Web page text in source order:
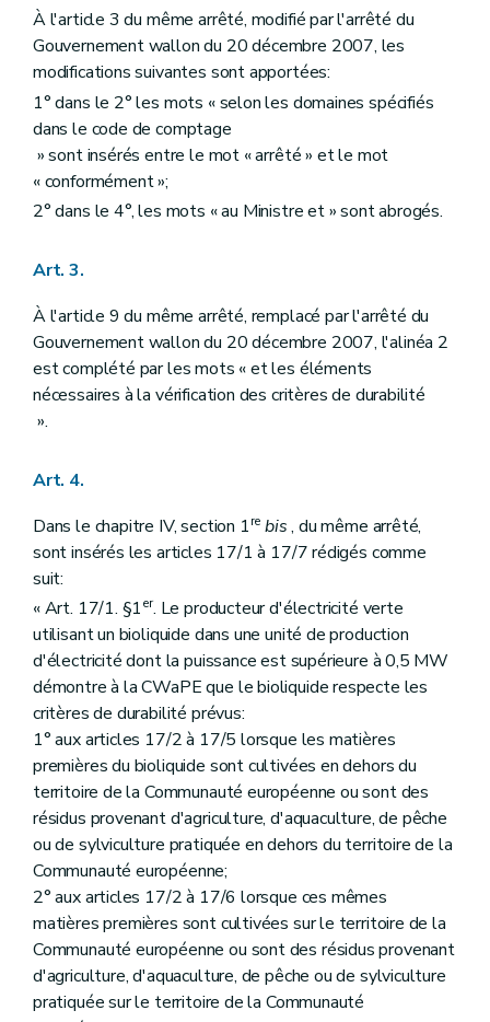
À l'article 3 du même arrêté, modifié par l'arrêté du
Gouvernement wallon du 20 décembre 2007, les
modifications suivantes sont apportées:
1° dans le 2° les mots « selon les domaines spécifiés
dans le code de comptage
» sont insérés entre le mot « arrêté » et le mot
« conformément »;
2° dans le 4°, les mots « au Ministre et » sont abrogés.
Art. 3.
À l'article 9 du même arrêté, remplacé par l'arrêté du
Gouvernement wallon du 20 décembre 2007, l'alinéa 2
est complété par les mots « et les éléments
nécessaires à la vérification des critères de durabilité
».
Art. 4.
Dans le chapitre IV, section 1re bis, du même arrêté,
sont insérés les articles 17/1 à 17/7 rédigés comme
suit:
« Art. 17/1. §1er. Le producteur d'électricité verte
utilisant un bioliquide dans une unité de production
d'électricité dont la puissance est supérieure à 0,5 MW
démontre à la CWaPE que le bioliquide respecte les
critères de durabilité prévus:
1° aux articles 17/2 à 17/5 lorsque les matières
premières du bioliquide sont cultivées en dehors du
territoire de la Communauté européenne ou sont des
résidus provenant d'agriculture, d'aquaculture, de pêche
ou de sylviculture pratiquée en dehors du territoire de la
Communauté européenne;
2° aux articles 17/2 à 17/6 lorsque ces mêmes
matières premières sont cultivées sur le territoire de la
Communauté européenne ou sont des résidus provenant
d'agriculture, d'aquaculture, de pêche ou de sylviculture
pratiquée sur le territoire de la Communauté